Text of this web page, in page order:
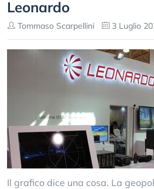
Leonardo
Tommaso Scarpellini 3 Luglio
Il grafico dice una cosa. La